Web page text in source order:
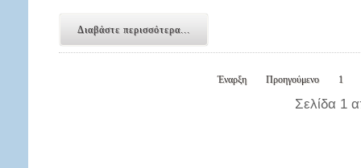
Διαβάστε περισσότερα...
Έναρξη Προηγούμενο 1
Σελίδα 1